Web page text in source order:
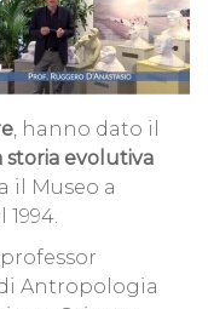
, hanno dato il
evolutiva
il Museo a
Antropologia